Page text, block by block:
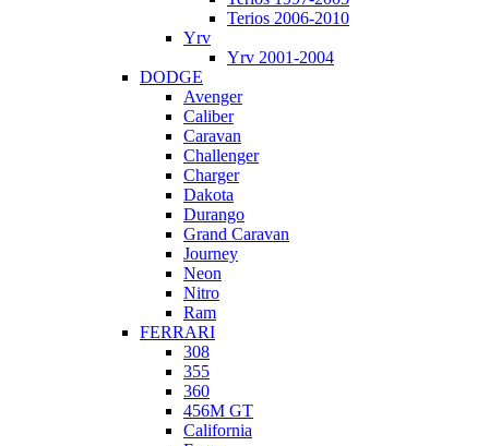
Terios 2006-2010
Yrv
Yrv 2001-2004
DODGE
Avenger
Caliber
Caravan
Challenger
Charger
Dakota
Durango
Grand Caravan
Journey
Neon
Nitro
Ram
FERRARI
308
355
360
456M GT
California